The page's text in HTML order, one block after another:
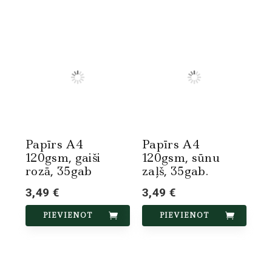
Papīrs A4
120gsm, gaiši
rozā, 35gab
3,49 €
PIEVIENOT
Papīrs A4
120gsm, sūnu
zaļš, 35gab.
3,49 €
PIEVIENOT